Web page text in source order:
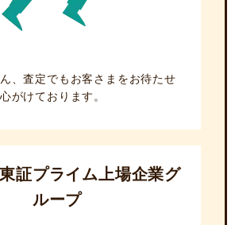
、査定でもお客さまをお待たせ
がけております。
証プライム上場企業グ
ループ